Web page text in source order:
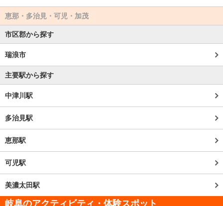
恵那・多治見・可児・加茂
市区郡から探す
瑞浪市
主要駅から探す
中津川駅
多治見駅
恵那駅
可児駅
美濃太田駅
岐阜のアクティビティ・体験スポット